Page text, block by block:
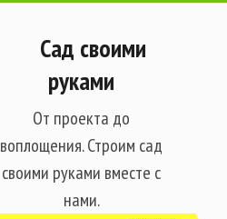
Сад своими
руками
От проекта до
воплощения. Строим сад
своими руками вместе с
нами.